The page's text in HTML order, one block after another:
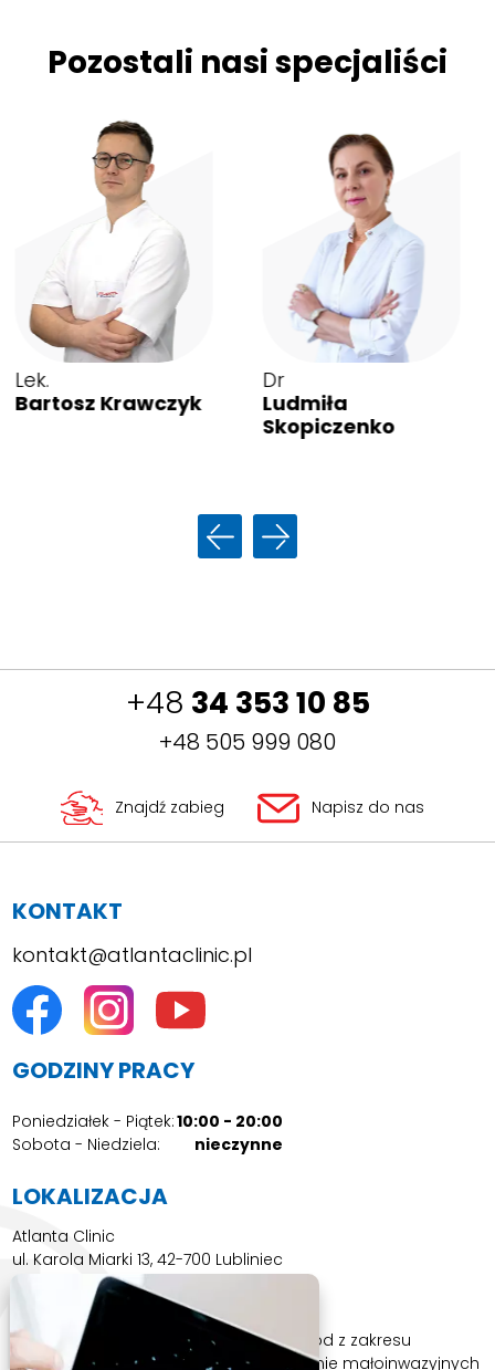
Pozostali nasi specjaliści
Lek.
Bartosz Krawczyk
Dr
Ludmiła
Skopiczenko
+48 34 353 10 85
+48 505 999 080
Znajdź zabieg Napisz do nas
KONTAKT
kontakt@atlantaclinic.pl
GODZINY PRACY
Poniedziałek - Piątek:10:00 - 20:00
Sobota - Niedziela:
nieczynne
LOKALIZACJA
Atlanta Clinic
ul. Karola Miarki 13, 42-700 Lubliniec
ATLANTA CLINIC TO
Leczenie z użyciem bezpiecznych metod z zakresu
medycyny regeneracyjnej. Zastosowanie małoinwazyjnych